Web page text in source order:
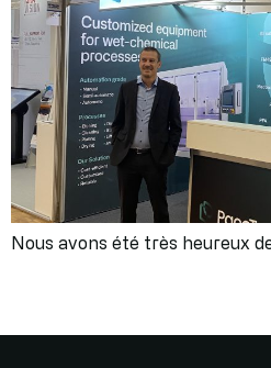
Nous avons été très heureux